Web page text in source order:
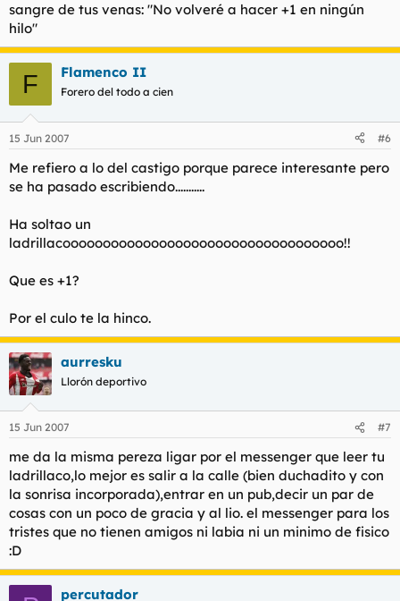
sangre de tus venas: "No volveré a hacer +1 en ningún
hilo"
F Flamenco II
Forero del todo a cien
15 Jun 2007 #6
Me refiero a lo del castigo porque parece interesante pero
se ha pasado escribiendo...........
Ha soltao un
ladrillacooooooooooooooooooooooooooooooooooo!!
Que es +1?
Por el culo te la hinco.
aurresku
Llorón deportivo
15 Jun 2007 #7
me da la misma pereza ligar por el messenger que leer tu
ladrillaco,lo mejor es salir a la calle (bien duchadito y con
la sonrisa incorporada),entrar en un pub,decir un par de
cosas con un poco de gracia y al lio. el messenger para los
tristes que no tienen amigos ni labia ni un minimo de fisico
:D
percutador